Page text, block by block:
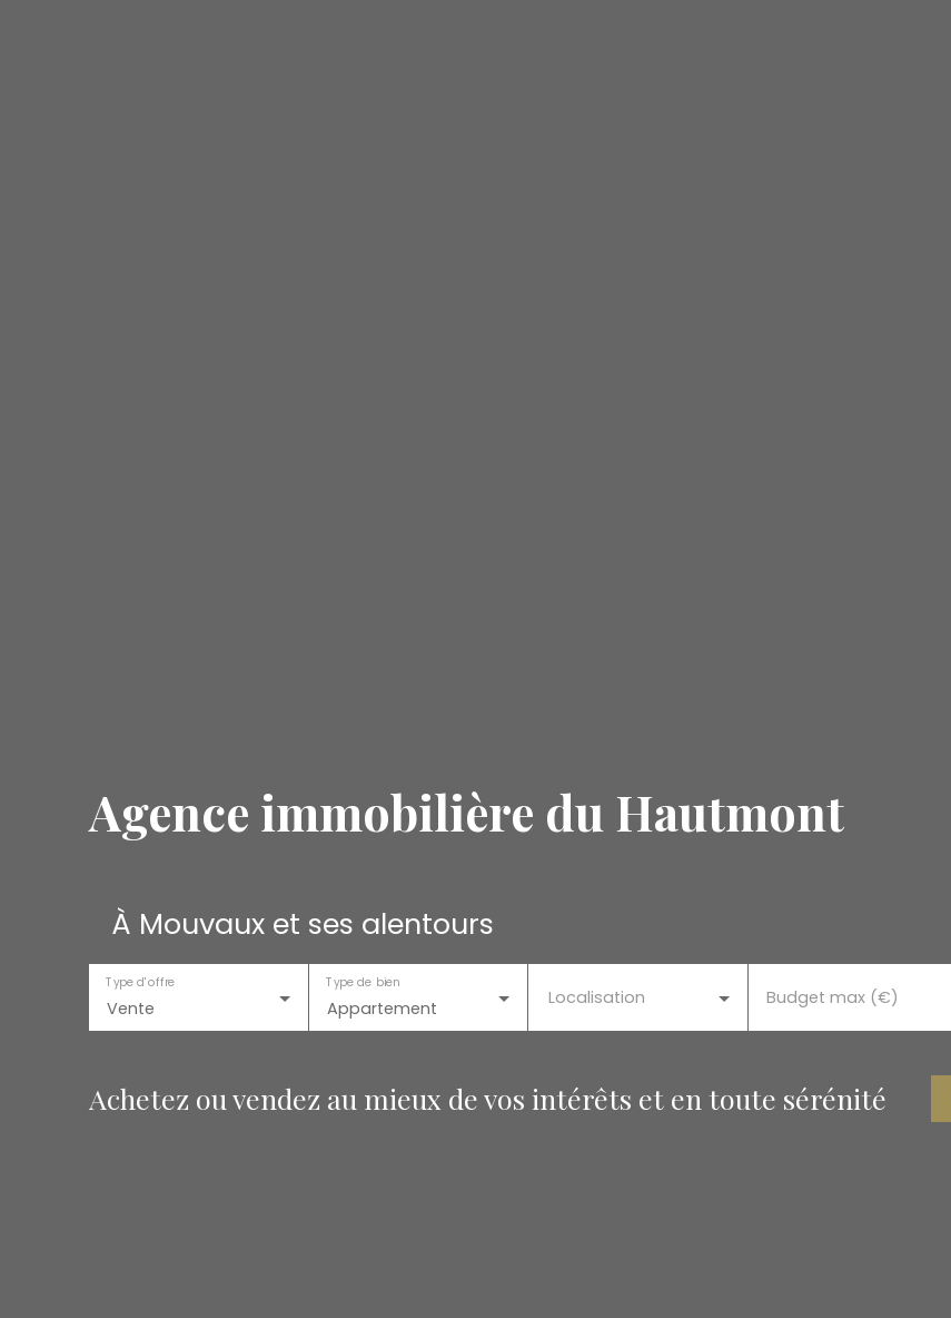
Agence immobilière du Hautmont
À Mouvaux et ses alentours
Vente
Type d'offre
Appartement
Type de bien
Localisation Budget max (€)
Achetez ou vendez au mieux de vos intérêts et en toute sérénité